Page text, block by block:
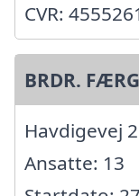
CVR:
BRDR.
Havdigevej
Ansatte: 13